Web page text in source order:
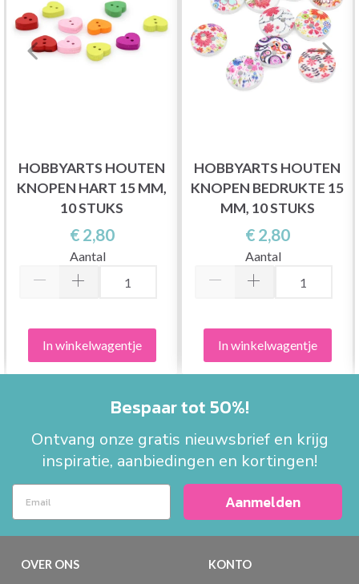
HOBBYARTS HOUTEN
KNOPEN HART 15 MM,
10 STUKS
€ 2,80
Aantal
In winkelwagentje
HOBBYARTS HOUTEN
KNOPEN BEDRUKTE 15
MM, 10 STUKS
€ 2,80
Aantal
In winkelwagentje
Bespaar tot 50%!
Ontvang onze gratis nieuwsbrief en krijg
inspiratie, aanbiedingen en kortingen!
Aanmelden
OVER ONS KONTO